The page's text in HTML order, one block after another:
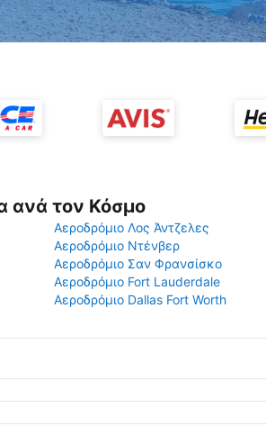
ανά τον Κόσμο
Αεροδρόμιο Λος Άντζελες
Αεροδρόμιο Ντένβερ
Αεροδρόμιο Σαν Φρανσίσκο
Αεροδρόμιο Fort Lauderdale
Αεροδρόμιο Dallas Fort Worth